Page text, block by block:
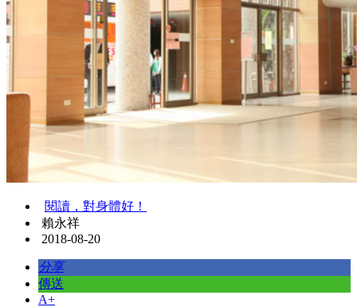
閱讀，對身體好！
賴永祥
2018-08-20
分享
傳送
A+